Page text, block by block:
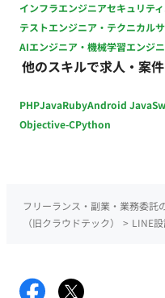
インフラエンジニアセキュリテ
テストエンジニア・テクニカル
AIエンジニア・機械学習エンジ
他のスキルで求人・案
PHPJavaRubyAndroid Java
Objective-CPython
フリーランス・副業・業務委託
（旧クラウドテック）
> LINE